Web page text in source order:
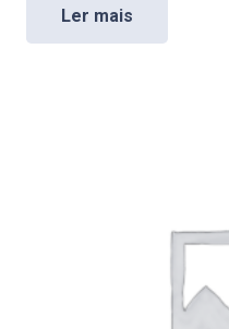
Ler mais